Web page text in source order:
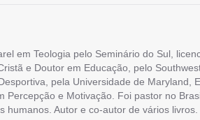
em Teologia pelo Seminário do Sul,
e Doutor em Educação, pelo
pela Universidade de Maryland,
Percepção e Motivação. Foi pastor no
humanos. Autor e co-autor de vários